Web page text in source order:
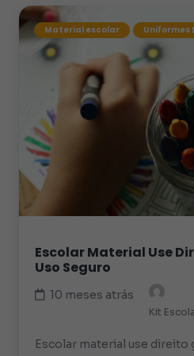
Material escolar Uniformes
Escolar Material Use
Uso Seguro
10 meses atrás
Kit
Escolar material use direito